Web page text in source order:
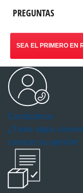
PREGUNTAS
SEA EL PRIMERO EN
Contáctenos
¿Tiene algún
conocer su opinión!